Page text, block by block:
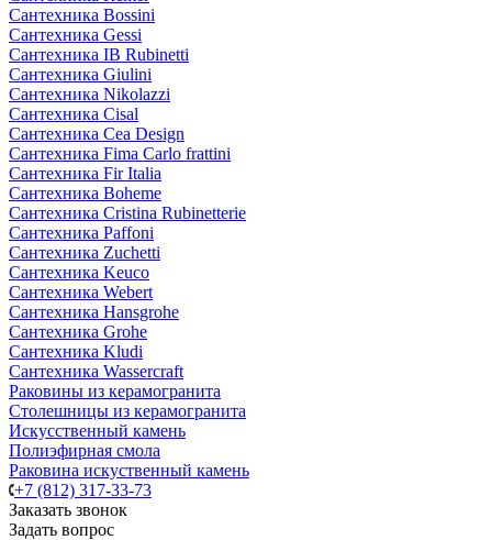
Сантехника Bossini
Сантехника Gessi
Сантехника IB Rubinetti
Сантехника Giulini
Сантехника Nikolazzi
Сантехника Cisal
Сантехника Cea Design
Сантехника Fima Carlo frattini
Сантехника Fir Italia
Сантехника Boheme
Сантехника Cristina Rubinetterie
Сантехника Paffoni
Сантехника Zuchetti
Сантехника Keuco
Сантехника Webert
Сантехника Hansgrohe
Сантехника Grohe
Сантехника Kludi
Сантехника Wassercraft
Раковины из керамогранита
Столешницы из керамогранита
Искусственный камень
Полиэфирная смола
Раковина искуственный камень
+7 (812) 317-33-73
Заказать звонок
Задать вопрос